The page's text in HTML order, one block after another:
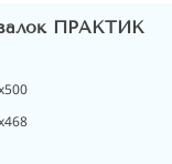
ПРАКТИК